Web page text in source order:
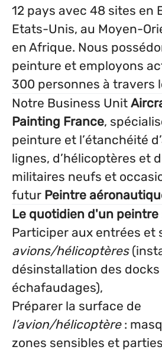
12 pays avec 48 sites en
Etats-Unis, au Moyen-
en Afrique. Nous
peinture et employons
300 personnes à travers
Notre Business Unit
Painting France,
peinture et l’étanchéité
lignes, d’hélicoptères et
militaires neufs et
futur Peintre
Le quotidien d'un peintre
Participer aux entrées et
avions/hélicoptères
désinstallation des docks
échafaudages),
Préparer la surface de
l’avion/hélicoptère:
zones sensibles et